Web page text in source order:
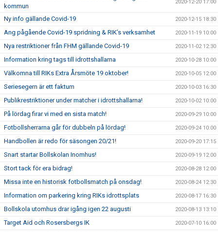
kommun
2020-12-20 17:00
Ny info gällande Covid-19 2020-12-15 18:30
Ang pågående Covid-19 spridning & RIK’s verksamhet 2020-11-19 10:00
Nya restriktioner från FHM gällande Covid-19 2020-11-02 12:30
Information kring tags till idrottshallarna 2020-10-28 10:00
Välkomna till RIKs Extra Årsmöte 19 oktober! 2020-10-05 12:00
Seriesegern är ett faktum 2020-10-03 16:30
Publikrestriktioner under matcher i idrottshallarna! 2020-10-02 10:00
På lördag firar vi med en sista match! 2020-09-29 10:00
Fotbollsherrarna går för dubbeln på lördag! 2020-09-24 10:00
Handbollen är redo för säsongen 20/21! 2020-09-20 17:15
Snart startar Bollskolan Inomhus! 2020-09-19 12:00
Stort tack för era bidrag! 2020-08-28 12:00
Missa inte en historisk fotbollsmatch på onsdag! 2020-08-24 12:30
Information om parkering kring RIKs idrottsplats 2020-08-17 16:30
Bollskola utomhus drar igång igen 22 augusti 2020-08-13 13:10
Target Aid och Rosersbergs IK 2020-07-10 16:00